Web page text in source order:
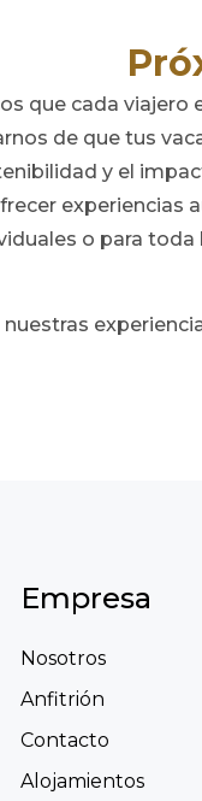
que cada viajero
de que tus
y el
o para
Empresa
Nosotros
Anfitrión
Contacto
Alojamientos